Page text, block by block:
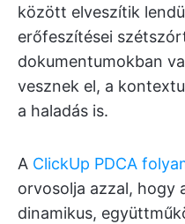
között elveszítik
erőfeszítései
dokumentumokban
vesznek el, a
a haladás is.
A ClickUp PDCA
orvosolja azzal, hogy
dinamikus,